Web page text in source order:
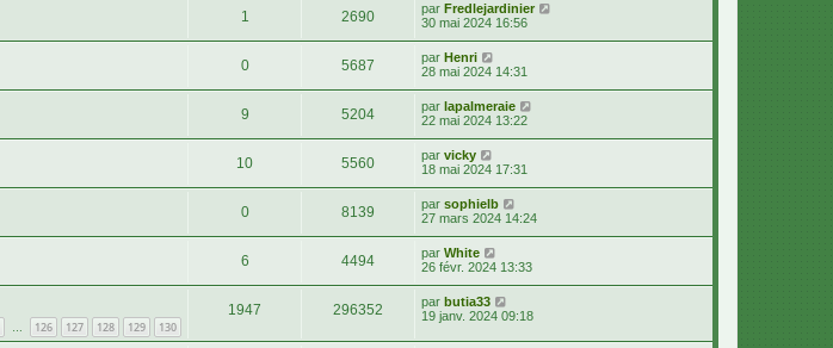
1 2690 par Fredlejardinier
30 mai 2024 16:56
0 5687 par Henri
28 mai 2024 14:31
9 5204 par lapalmeraie
22 mai 2024 13:22
10 5560 par vicky
18 mai 2024 17:31
0 8139 par sophielb
27 mars 2024 14:24
6 4494 par White
26 févr. 2024 13:33
… 126 127 128 129 130
1947 296352 par butia33
19 janv. 2024 09:18